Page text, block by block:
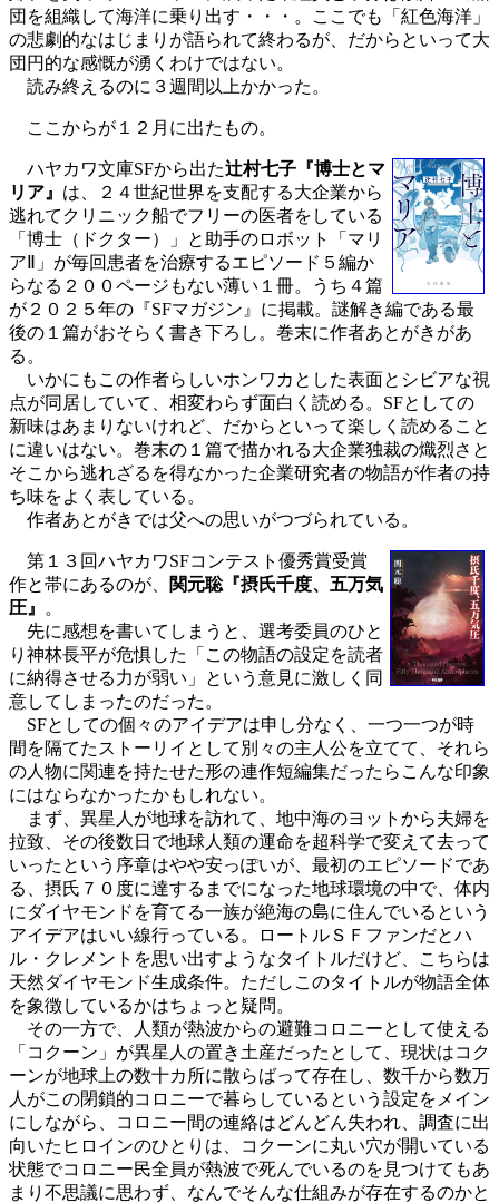
団を組織して海洋に乗り出す・・・。ここでも「紅色海洋」
の悲劇的なはじまりが語られて終わるが、だからといって大
団円的な感慨が湧くわけではない。
読み終えるのに３週間以上かかった。
ここからが１２月に出たもの。
ハヤカワ文庫SFから出た辻村七子『博士とマ
リア』 は、２４世紀世界を支配する大企業から
逃れてクリニック船でフリーの医者をしている
「博士（ドクター）」と助手のロボット「マリ
アⅡ」が毎回患者を治療するエピソード５編か
らなる２００ページもない薄い１冊。うち４篇
が２０２５年の『SFマガジン』に掲載。謎解き編である最
後の１篇がおそらく書き下ろし。巻末に作者あとがきがあ
る。
いかにもこの作者らしいホンワカとした表面とシビアな視
点が同居していて、相変わらず面白く読める。SFとしての
新味はあまりないけれど、だからといって楽しく読めること
に違いはない。巻末の１篇で描かれる大企業独裁の熾烈さと
そこから逃れざるを得なかった企業研究者の物語が作者の持
ち味をよく表している。
作者あとがきでは父への思いがつづられている。
第１３回ハヤカワSFコンテスト優秀賞受賞
作と帯にあるのが、
関元聡『摂氏千度、五万気
圧』
。
先に感想を書いてしまうと、選考委員のひと
り神林長平が危惧した「この物語の設定を読者
に納得させる力が弱い」という意見に激しく同
意してしまったのだった。
SFとしての個々のアイデアは申し分なく、一つ一つが時
間を隔てたストーリイとして別々の主人公を立てて、それら
の人物に関連を持たせた形の連作短編集だったらこんな印象
にはならなかったかもしれない。
まず、異星人が地球を訪れて、地中海のヨットから夫婦を
拉致、その後数日で地球人類の運命を超科学で変えて去って
いったという序章はやや安っぽいが、最初のエピソードであ
る、摂氏７０度に達するまでになった地球環境の中で、体内
にダイヤモンドを育てる一族が絶海の島に住んでいるという
アイデアはいい線行っている。ロートルＳＦファンだとハ
ル・クレメントを思い出すようなタイトルだけど、こちらは
天然ダイヤモンド生成条件。ただしこのタイトルが物語全体
を象徴しているかはちょっと疑問。
その一方で、人類が熱波からの避難コロニーとして使える
「コクーン」が異星人の置き土産だったとして、現状はコク
ーンが地球上の数十カ所に散らばって存在し、数千から数万
人がこの閉鎖的コロニーで暮らしているという設定をメイン
にしながら、コロニー間の連絡はどんどん失われ、調査に出
向いたヒロインのひとりは、コクーンに丸い穴が開いている
状態でコロニー民全員が熱波で死んでいるのを見つけてもあ
まり不思議に思わず、なんでそんな仕組みが存在するのかと